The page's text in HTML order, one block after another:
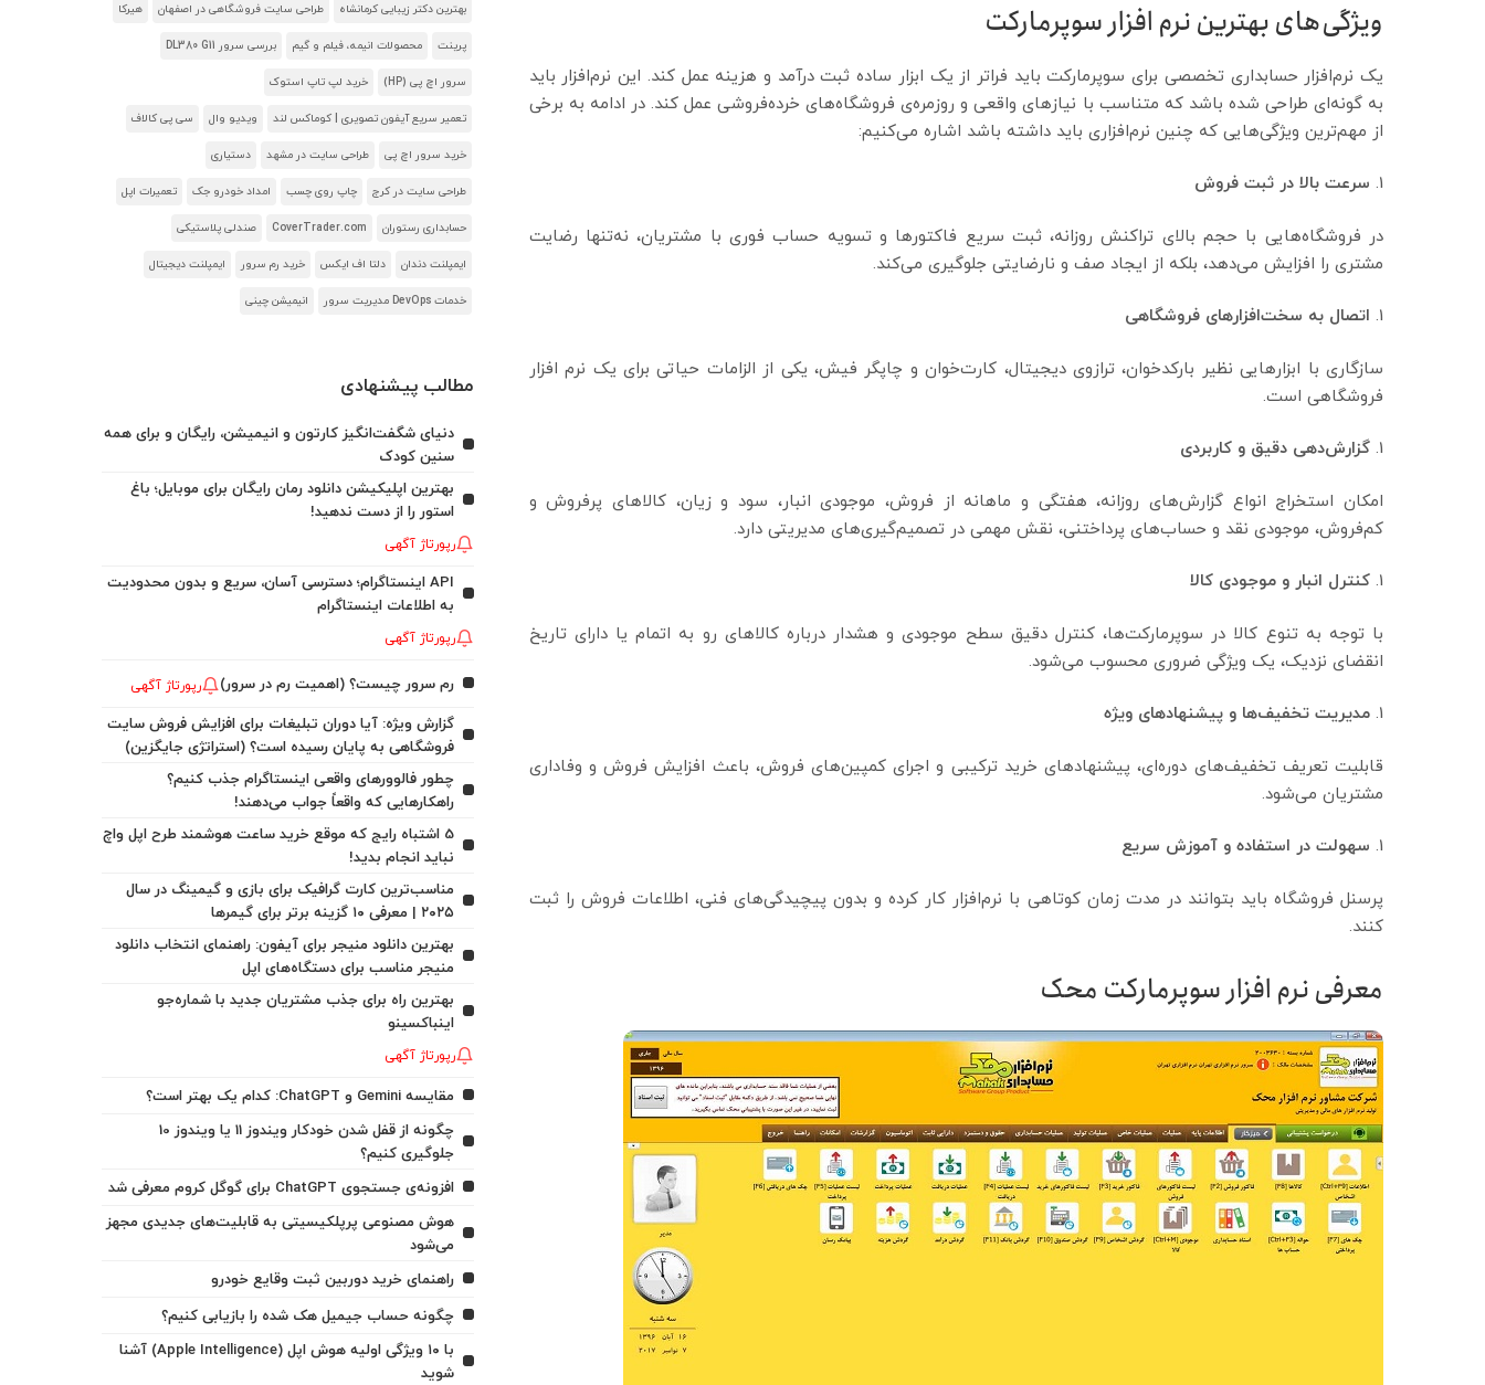
ویژگی‌های بهترین نرم افزار سوپرمارکت
یک نرم‌افزار حسابداری تخصصی برای سوپرمارکت باید فراتر از یک ابزار ساده ثبت درآمد و هزینه عمل کند. این نرم‌افزار باید
به گونه‌ای طراحی شده باشد که متناسب با نیازهای واقعی و روزمره‌ی فروشگاه‌های خرده‌فروشی عمل کند. در ادامه به برخی
از مهم‌ترین ویژگی‌هایی که چنین نرم‌افزاری باید داشته باشد اشاره می‌کنیم:
سرعت بالا در ثبت فروش
در فروشگاه‌هایی با حجم بالای تراکنش روزانه، ثبت سریع فاکتورها و تسویه حساب فوری با مشتریان، نه‌تنها رضایت
مشتری را افزایش می‌دهد، بلکه از ایجاد صف و نارضایتی جلوگیری می‌کند.
اتصال به سخت‌افزارهای فروشگاهی
سازگاری با ابزارهایی نظیر بارکدخوان، ترازوی دیجیتال، کارت‌خوان و چاپگر فیش، یکی از الزامات حیاتی برای یک نرم افزار
فروشگاهی است.
گزارش‌دهی دقیق و کاربردی
امکان استخراج انواع گزارش‌های روزانه، هفتگی و ماهانه از فروش، موجودی انبار، سود و زیان، کالاهای پرفروش و
کم‌فروش، موجودی نقد و حساب‌های پرداختنی، نقش مهمی در تصمیم‌گیری‌های مدیریتی دارد.
کنترل انبار و موجودی کالا
با توجه به تنوع کالا در سوپرمارکت‌ها، کنترل دقیق سطح موجودی و هشدار درباره کالاهای رو به اتمام یا دارای تاریخ
انقضای نزدیک، یک ویژگی ضروری محسوب می‌شود.
مدیریت تخفیف‌ها و پیشنهادهای ویژه
قابلیت تعریف تخفیف‌های دوره‌ای، پیشنهادهای خرید ترکیبی و اجرای کمپین‌های فروش، باعث افزایش فروش و وفاداری
مشتریان می‌شود.
سهولت در استفاده و آموزش سریع
پرسنل فروشگاه باید بتوانند در مدت زمان کوتاهی با نرم‌افزار کار کرده و بدون پیچیدگی‌های فنی، اطلاعات فروش را ثبت
کنند.
معرفی نرم افزار سوپرمارکت محک
بهترین دکتر زیبایی کرمانشاه طراحی سایت فروشگاهی در اصفهان هیرکا
پرینت محصولات انیمه، فیلم و گیم بررسی سرور DL380 G11
سرور اچ پی (HP) خرید لپ تاپ استوک
تعمیر سریع آیفون تصویری | کوماکس لند ویدیو وال سی پی کالاف
خرید سرور اچ پی طراحی سایت در مشهد دستیاری
طراحی سایت در کرج چاپ روی چسب امداد خودرو جک تعمیرات اپل
حسابداری رستوران CoverTrader.com صندلی پلاستیکی
ایمپلنت دندان دلتا اف ایکس خرید رم سرور ایمپلنت دیجیتال
خدمات DevOps مدیریت سرور انیمیشن چینی
مطالب پیشنهادی
دنیای شگفت‌انگیز کارتون و انیمیشن، رایگان و برای همه
سنین کودک
بهترین اپلیکیشن دانلود رمان رایگان برای موبایل؛ باغ
استور را از دست ندهید!
رپورتاژ آگهی
API اینستاگرام؛ دسترسی آسان، سریع و بدون محدودیت
به اطلاعات اینستاگرام
رپورتاژ آگهی
رم سرور چیست؟ (اهمیت رم در سرور) رپورتاژ آگهی
گزارش ویژه: آیا دوران تبلیغات برای افزایش فروش سایت
فروشگاهی به پایان رسیده است؟ (استراتژی جایگزین)
چطور فالوورهای واقعی اینستاگرام جذب کنیم؟
راهکارهایی که واقعاً جواب می‌دهند!
5 اشتباه رایج که موقع خرید ساعت هوشمند طرح اپل واچ
نباید انجام بدید!
مناسب‌ترین کارت گرافیک برای بازی و گیمینگ در سال
۲۰۲۵ | معرفی ۱۰ گزینه برتر برای گیمرها
بهترین دانلود منیجر برای آیفون: راهنمای انتخاب دانلود
منیجر مناسب برای دستگاه‌های اپل
بهترین راه برای جذب مشتریان جدید با شماره‌جو
اینباکسینو
رپورتاژ آگهی
مقایسه Gemini و ChatGPT: کدام یک بهتر است؟
چگونه از قفل شدن خودکار ویندوز 11 یا ویندوز 10
جلوگیری کنیم؟
افزونه‌ی جستجوی ChatGPT برای گوگل کروم معرفی شد
هوش مصنوعی پرپلکیسیتی به قابلیت‌های جدیدی مجهز
می‌شود
راهنمای خرید دوربین ثبت وقایع خودرو
چگونه حساب جیمیل هک شده را بازیابی کنیم؟
با ۱۰ ویژگی اولیه هوش اپل (Apple Intelligence) آشنا
شوید